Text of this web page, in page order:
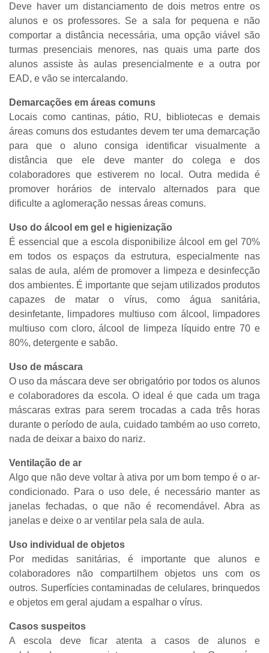
Deve haver um distanciamento de dois metros entre os
alunos e os professores. Se a sala for pequena e não
comportar a distância necessária, uma opção viável são
turmas presenciais menores, nas quais uma parte dos
alunos assiste às aulas presencialmente e a outra por
EAD, e vão se intercalando.
Demarcações em áreas comuns
Locais como cantinas, pátio, RU, bibliotecas e demais
áreas comuns dos estudantes devem ter uma demarcação
para que o aluno consiga identificar visualmente a
distância que ele deve manter do colega e dos
colaboradores que estiverem no local. Outra medida é
promover horários de intervalo alternados para que
dificulte a aglomeração nessas áreas comuns.
Uso do álcool em gel e higienização
É essencial que a escola disponibilize álcool em gel 70%
em todos os espaços da estrutura, especialmente nas
salas de aula, além de promover a limpeza e desinfecção
dos ambientes. É importante que sejam utilizados produtos
capazes de matar o vírus, como água sanitária,
desinfetante, limpadores multiuso com álcool, limpadores
multiuso com cloro, álcool de limpeza líquido entre 70 e
80%, detergente e sabão.
Uso de máscara
O uso da máscara deve ser obrigatório por todos os alunos
e colaboradores da escola. O ideal é que cada um traga
máscaras extras para serem trocadas a cada três horas
durante o período de aula, cuidado também ao uso correto,
nada de deixar a baixo do nariz.
Ventilação de ar
Algo que não deve voltar à ativa por um bom tempo é o ar-
condicionado. Para o uso dele, é necessário manter as
janelas fechadas, o que não é recomendável. Abra as
janelas e deixe o ar ventilar pela sala de aula.
Uso individual de objetos
Por medidas sanitárias, é importante que alunos e
colaboradores não compartilhem objetos uns com os
outros. Superfícies contaminadas de celulares, brinquedos
e objetos em geral ajudam a espalhar o vírus.
Casos suspeitos
A escola deve ficar atenta a casos de alunos e